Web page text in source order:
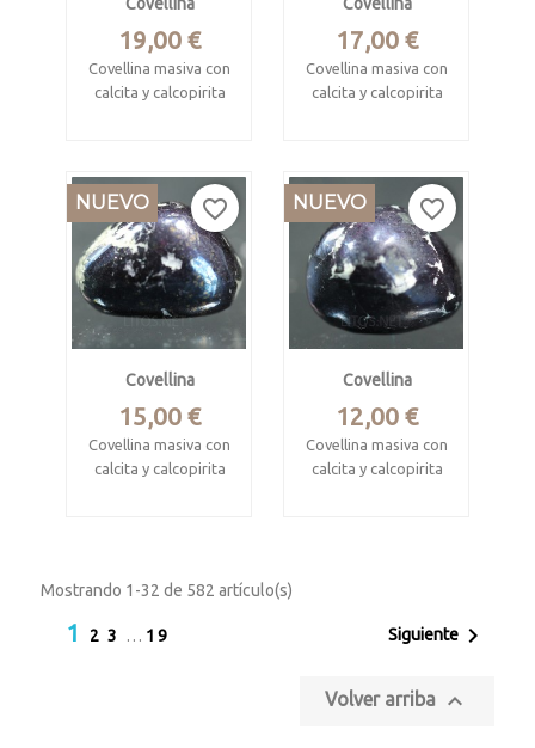
Covellina
Precio
19,00 €
Covellina masiva con
calcita y calcopirita
Mide 3.7 x 3.2 x 2 cm
aprox.
Covellina
Precio
17,00 €
Covellina masiva con
calcita y calcopirita
Mide 2.8 x 2.5 x 2 cm
aprox.
Covellina
Precio
15,00 €
Covellina masiva con
calcita y calcopirita
Mide 2.8 x 1.8 x 1.5
NUEVO favorite_border
Covellina
Precio
12,00 €
Covellina masiva con
calcita y calcopirita
NUEVO favorite_border
Mostrando 1-32 de 582 artículo(s)
1 23 … 19 Siguiente
Volver arriba 